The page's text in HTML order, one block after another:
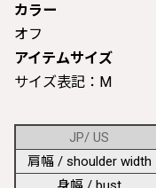
カラー
オフ
アイテムサイズ
サイズ表記：M
JP/ US
肩幅 / shoulder width